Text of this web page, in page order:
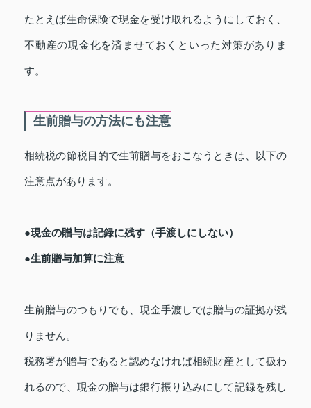
たとえば生命保険で現金を受け取れるようにしておく、
不動産の現金化を済ませておくといった対策がありま
す。
生前贈与の方法にも注意
相続税の節税目的で生前贈与をおこなうときは、以下の
注意点があります。
●現金の贈与は記録に残す（手渡しにしない）
●生前贈与加算に注意
生前贈与のつもりでも、現金手渡しでは贈与の証拠が残
りません。
税務署が贈与であると認めなければ相続財産として扱わ
れるので、現金の贈与は銀行振り込みにして記録を残し